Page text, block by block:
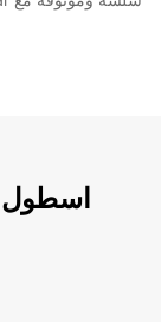
اسطول